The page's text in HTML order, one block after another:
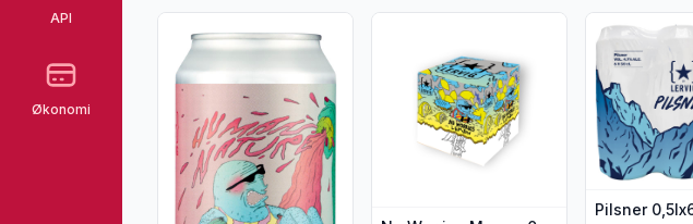
API
Økonomi
Vis flere detaljer for produktet "Human Nature Guava Sour 0,33l
Vis flere detaljer for produktet "No
Vis flere